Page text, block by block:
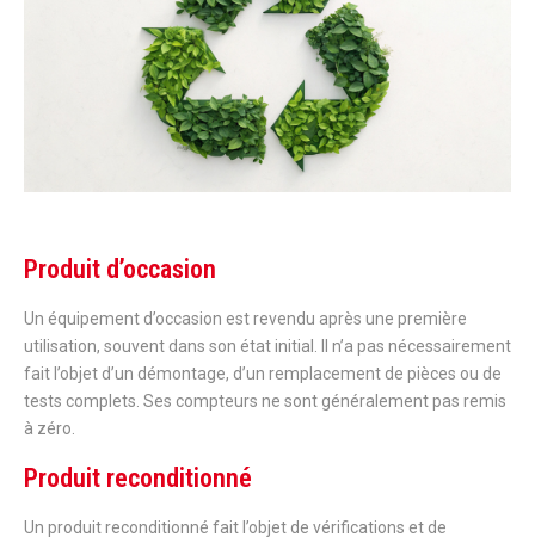
Produit d’occasion
Un équipement d’occasion est revendu après une première
utilisation, souvent dans son état initial. Il n’a pas nécessairement
fait l’objet d’un démontage, d’un remplacement de pièces ou de
tests complets. Ses compteurs ne sont généralement pas remis
à zéro.
Produit reconditionné
Un produit reconditionné fait l’objet de vérifications et de